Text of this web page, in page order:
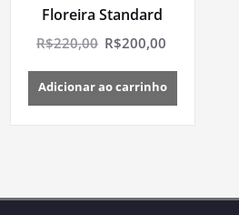
Floreira Standard
R$220,00 O
original
era:
R$200,00
é:
Adicionar ao carrinho